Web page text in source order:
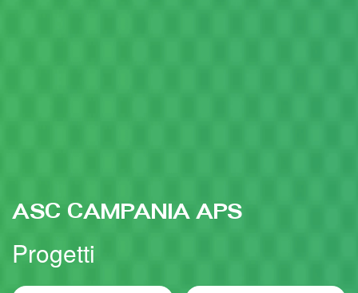
ASC CAMPANIA APS
Progetti